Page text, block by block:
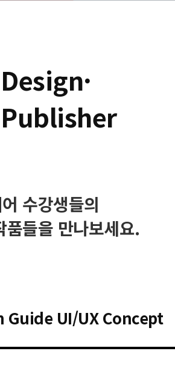
수강생들의
품들을 만나보세요.
Guide UI/UX Concept